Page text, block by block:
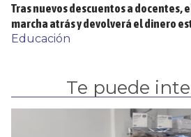
Tras nuevos descuentos a docentes,
marcha atrás y devolverá el dinero
Educación
Te puede